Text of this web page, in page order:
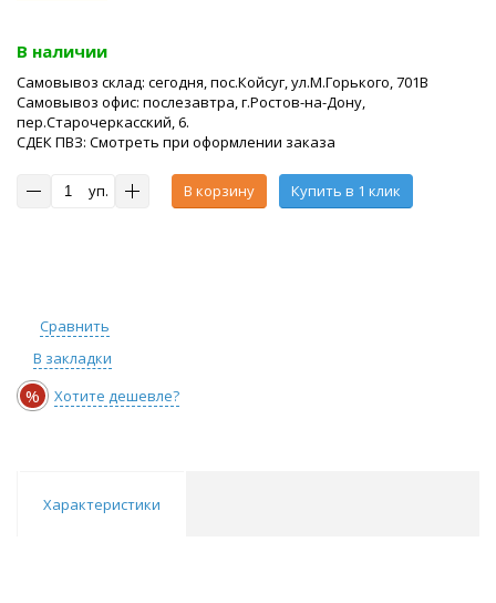
В наличии
Самовывоз склад: сегодня, пос.Койсуг, ул.М.Горького, 701В
Самовывоз офис: послезавтра, г.Ростов-на-Дону,
пер.Старочеркасский, 6.
СДЕК ПВЗ: Смотреть при оформлении заказа
уп. В корзину Купить в 1 клик
Сравнить
В закладки
% Хотите дешевле?
Характеристики